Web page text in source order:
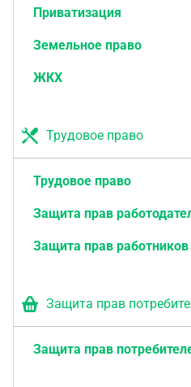
Приватизация
Земельное право
ЖКХ
Трудовое право
Трудовое право
Защита прав
Защита прав работников
Защита прав
Защита прав